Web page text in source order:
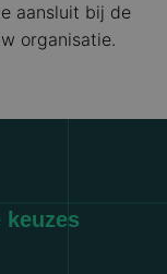
aansluit bij de
organisatie.
keuzes